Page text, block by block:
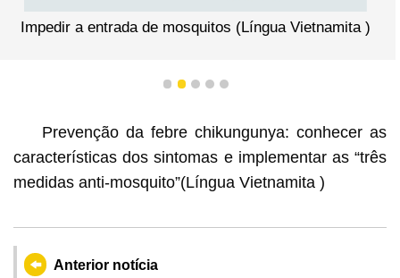
Impedir a entrada de mosquitos (Língua Vietnamita )
1 2 3 4 5
Prevenção da febre chikungunya: conhecer as
características dos sintomas e implementar as “três
medidas anti-mosquito”(Língua Vietnamita )
Anterior notícia